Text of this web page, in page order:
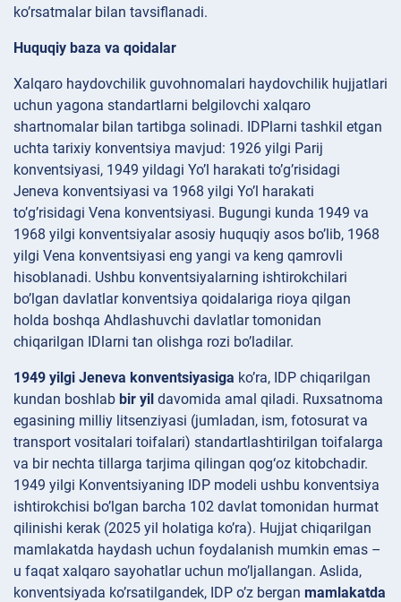
ko’rsatmalar bilan tavsiflanadi.
Huquqiy baza va qoidalar
Xalqaro haydovchilik guvohnomalari haydovchilik hujjatlari
uchun yagona standartlarni belgilovchi xalqaro
shartnomalar bilan tartibga solinadi. IDPlarni tashkil etgan
uchta tarixiy konventsiya mavjud: 1926 yilgi Parij
konventsiyasi, 1949 yildagi Yo’l harakati to’g’risidagi
Jeneva konventsiyasi va 1968 yilgi Yo’l harakati
to’g’risidagi Vena konventsiyasi. Bugungi kunda 1949 va
1968 yilgi konventsiyalar asosiy huquqiy asos bo’lib, 1968
yilgi Vena konventsiyasi eng yangi va keng qamrovli
hisoblanadi. Ushbu konventsiyalarning ishtirokchilari
bo’lgan davlatlar konventsiya qoidalariga rioya qilgan
holda boshqa Ahdlashuvchi davlatlar tomonidan
chiqarilgan IDlarni tan olishga rozi bo’ladilar.
1949 yilgi Jeneva konventsiyasiga ko’ra, IDP chiqarilgan
kundan boshlab bir yil davomida amal qiladi. Ruxsatnoma
egasining milliy litsenziyasi (jumladan, ism, fotosurat va
transport vositalari toifalari) standartlashtirilgan toifalarga
va bir nechta tillarga tarjima qilingan qog‘oz kitobchadir.
1949 yilgi Konventsiyaning IDP modeli ushbu konventsiya
ishtirokchisi bo’lgan barcha 102 davlat tomonidan hurmat
qilinishi kerak (2025 yil holatiga ko’ra). Hujjat chiqarilgan
mamlakatda haydash uchun foydalanish mumkin emas –
u faqat xalqaro sayohatlar uchun mo’ljallangan. Aslida,
konventsiyada ko’rsatilgandek, IDP o’z bergan mamlakatda